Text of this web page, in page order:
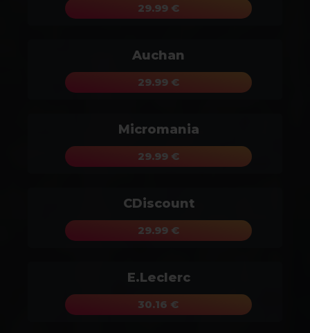
29.99 €
Auchan
29.99 €
Micromania
29.99 €
CDiscount
29.99 €
E.Leclerc
30.16 €